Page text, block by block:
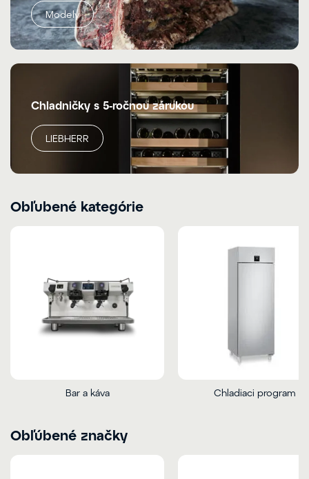
Modely
Chladničky s 5-ročnou zárukou
LIEBHERR
Obľubené kategórie
Bar a káva Chladiaci program
Obľúbené značky